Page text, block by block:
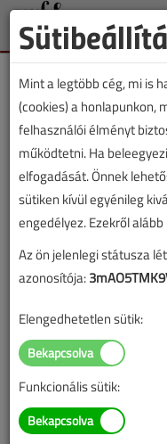
2019. május 22. |
információk mára
helyenként hiányos lehet
Mint a legtöbb cég, mi is
(cookies) a honlapunkon,
felhasználói élményt
működtetni. Ha
elfogadását. Önnek
sütiken kívül egyénileg
engedélyez. Ezekről
Az ön jelenlegi státusza
azonosítója:
Elengedhetetlen sütik:
Funkcionális sütik: